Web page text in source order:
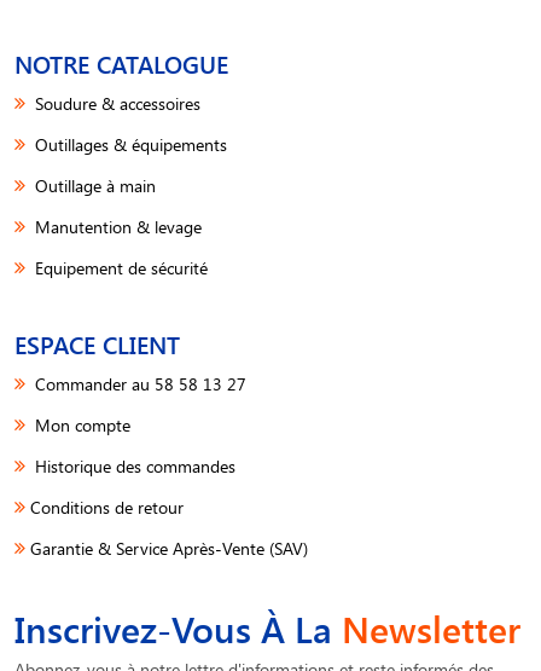
NOTRE CATALOGUE
Soudure & accessoires
Outillages & équipements
Outillage à main
Manutention & levage
Equipement de sécurité
ESPACE CLIENT
Commander au 58 58 13 27
Mon compte
Historique des commandes
Conditions de retour
Garantie & Service Après-Vente (SAV)
Inscrivez-Vous À La Newsletter